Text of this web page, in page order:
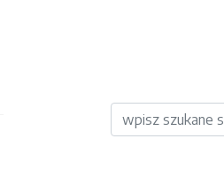
Wyszukiwarka